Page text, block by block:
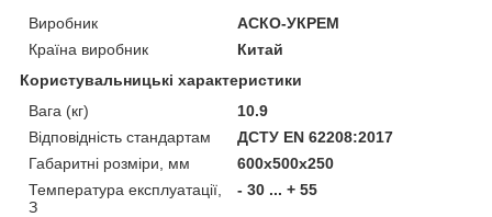
Виробник
АСКО-УКРЕМ
Країна виробник
Китай
Користувальницькі характеристики
Вага (кг)
10.9
Відповідність стандартам
ДСТУ EN 62208:2017
Габаритні розміри, мм
600x500x250
Температура експлуатації,
З
- 30 ... + 55